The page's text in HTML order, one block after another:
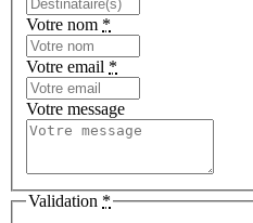
Votre nom *
Votre email *
Votre message
Validation *